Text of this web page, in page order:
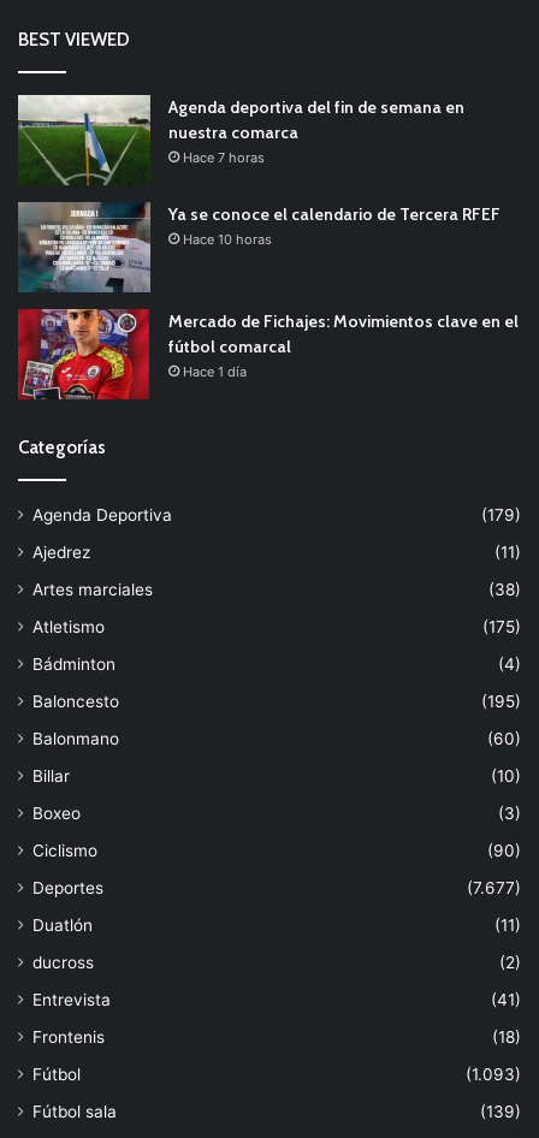
BEST VIEWED
Agenda deportiva del fin de semana en
nuestra comarca
Hace 7 horas
Ya se conoce el calendario de Tercera RFEF
Hace 10 horas
Mercado de Fichajes: Movimientos clave en el
fútbol comarcal
Hace 1 día
Categorías
Agenda Deportiva
(179)
Ajedrez
(11)
Artes marciales
(38)
Atletismo
(175)
Bádminton
(4)
Baloncesto
(195)
Balonmano
(60)
Billar
(10)
Boxeo
(3)
Ciclismo
(90)
Deportes
(7.677)
Duatlón
(11)
ducross
(2)
Entrevista
(41)
Frontenis
(18)
Fútbol
(1.093)
Fútbol sala
(139)